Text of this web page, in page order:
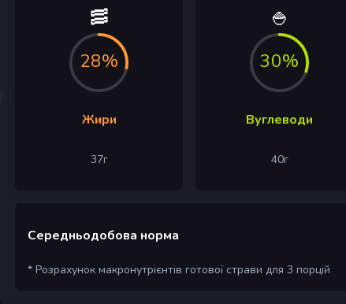
🥓
28%
Жири
37г
🍚
30%
Вуглеводи
40г
Середньодобова норма
* Розрахунок макронутрієнтів готової страви для 3 порцій